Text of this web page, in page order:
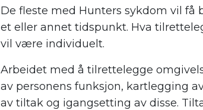
De fleste med Hunters sykdom vil få
et eller annet tidspunkt. Hva
vil være individuelt.
Arbeidet med å tilrettelegge
av personens funksjon, kartlegging
av tiltak og igangsetting av disse.